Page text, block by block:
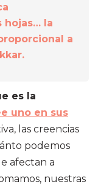
hojas… la
a
es la
uno en sus
las creencias
podemos
afectan a
nuestras